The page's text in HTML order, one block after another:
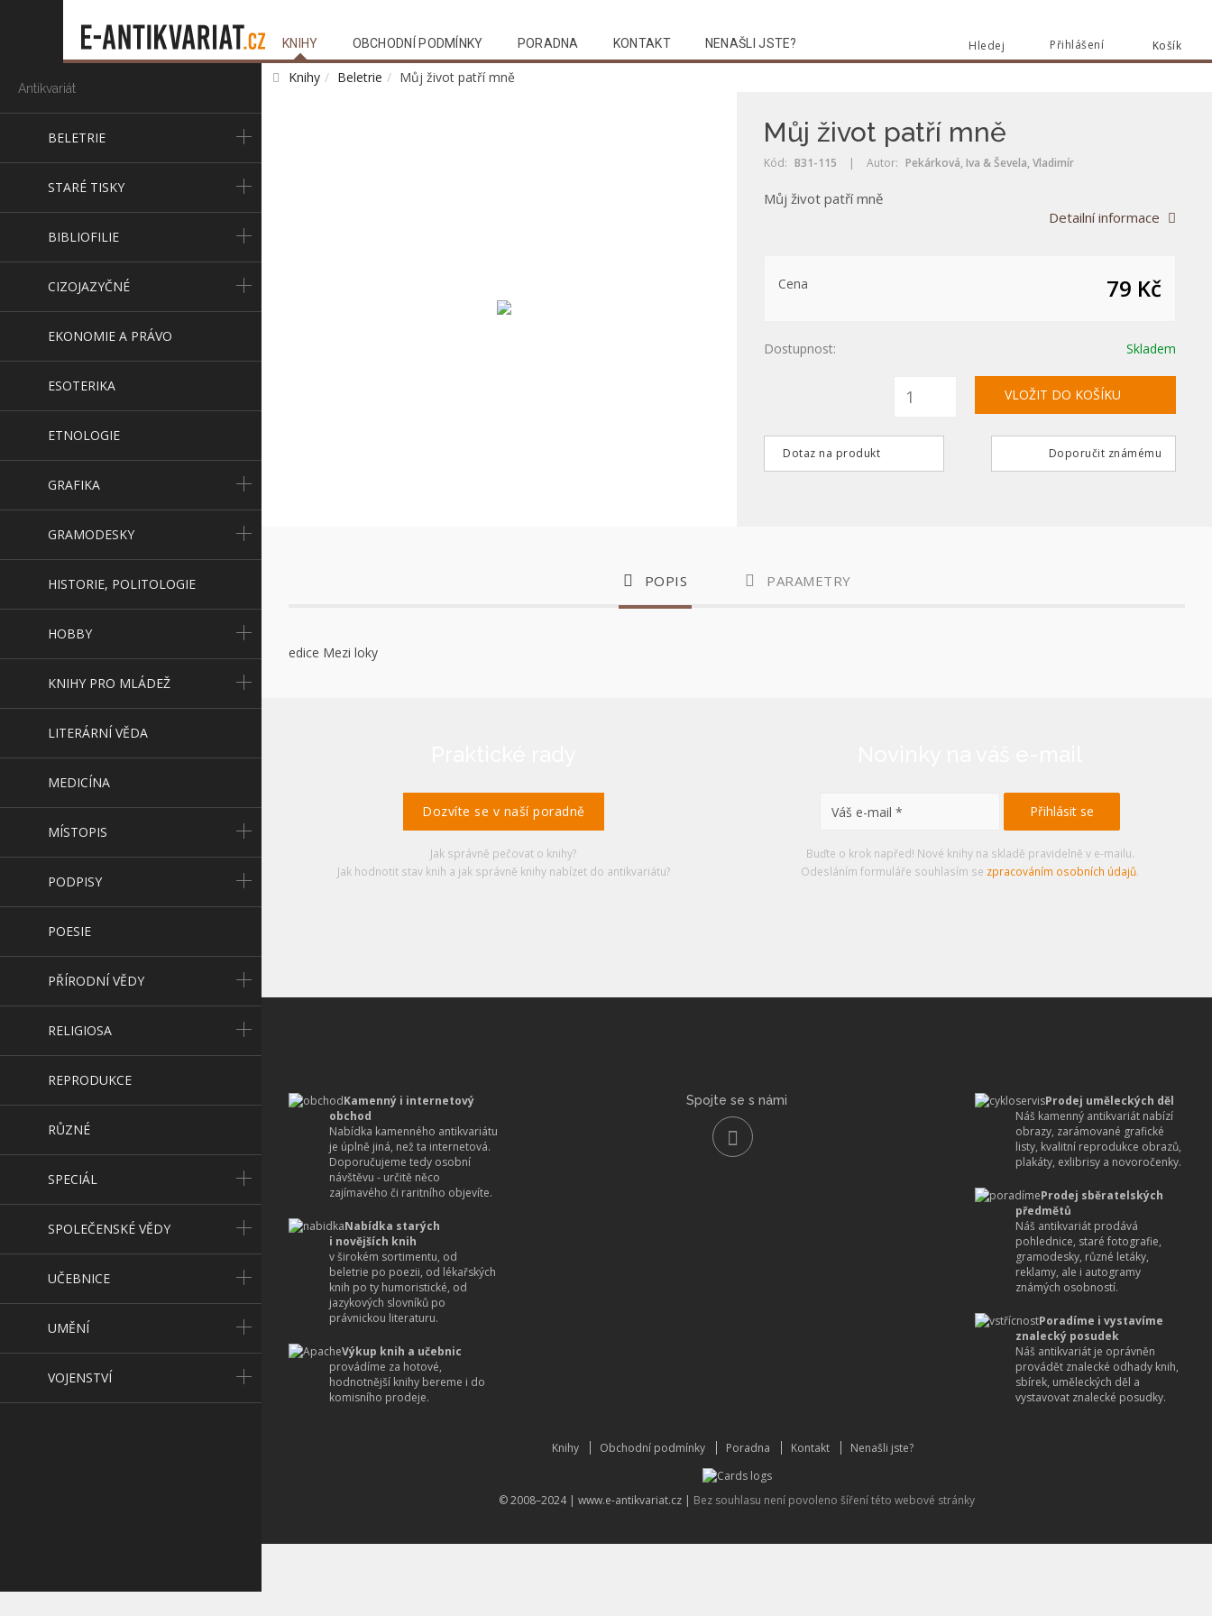
Košík
Přihlášení
Hledej
KNIHY OBCHODNÍ PODMÍNKY PORADNA KONTAKT NENAŠLI JSTE?
Antikvariát
BELETRIE
STARÉ TISKY
BIBLIOFILIE
CIZOJAZYČNÉ
EKONOMIE A PRÁVO
ESOTERIKA
ETNOLOGIE
GRAFIKA
GRAMODESKY
HISTORIE, POLITOLOGIE
HOBBY
KNIHY PRO MLÁDEŽ
LITERÁRNÍ VĚDA
MEDICÍNA
MÍSTOPIS
PODPISY
POESIE
PŘÍRODNÍ VĚDY
RELIGIOSA
REPRODUKCE
RŮZNÉ
SPECIÁL
SPOLEČENSKÉ VĚDY
UČEBNICE
UMĚNÍ
VOJENSTVÍ
Knihy Beletrie Můj život patří mně
Můj život patří mně
Kód: B31-115 | Autor: Pekárková, Iva & Ševela, Vladimír
Můj život patří mně
Detailní informace
Cena 79 Kč
Dostupnost: Skladem
Dotaz na produkt Doporučit známému
POPIS PARAMETRY
edice Mezi loky
Dozvíte se v naší poradně
Jak správně pečovat o knihy?
Jak hodnotit stav knih a jak správně knihy nabízet do antikvariátu?
Buďte o krok napřed! Nové knihy na skladě pravidelně v e-mailu.
Odesláním formuláře souhlasím se zpracováním osobních údajů.
Kamenný i internetový
obchod
Nabídka kamenného antikvariátu
je úplně jiná, než ta internetová.
Doporučujeme tedy osobní
návštěvu - určitě něco
zajímavého či raritního objevíte.
Nabídka starých
i novějších knih
v širokém sortimentu, od
beletrie po poezii, od lékařských
knih po ty humoristické, od
jazykových slovníků po
právnickou literaturu.
Výkup knih a učebnic
provádíme za hotové,
hodnotnější knihy bereme i do
komisního prodeje.
Prodej uměleckých děl
Náš kamenný antikvariát nabízí
obrazy, zarámované grafické
listy, kvalitní reprodukce obrazů,
plakáty, exlibrisy a novoročenky.
Prodej sběratelských
předmětů
Náš antikvariát prodává
pohlednice, staré fotografie,
gramodesky, různé letáky,
reklamy, ale i autogramy
známých osobností.
Poradíme i vystavíme
znalecký posudek
Náš antikvariát je oprávněn
provádět znalecké odhady knih,
sbírek, uměleckých děl a
vystavovat znalecké posudky.
Spojte se s námi
Knihy Obchodní podmínky Poradna Kontakt Nenašli jste?
© 2008–2024 | www.e-antikvariat.cz | Bez souhlasu není povoleno šíření této webové stránky